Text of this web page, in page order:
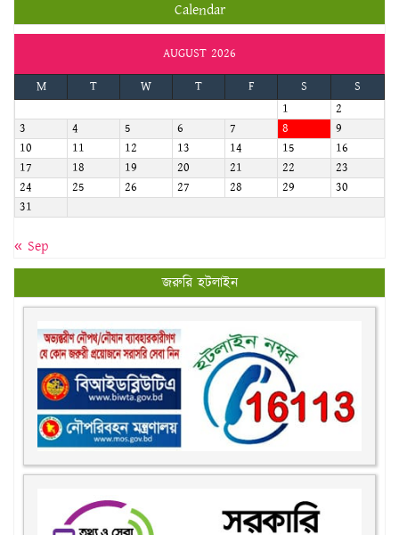
Calendar
AUGUST 2026
M
T W T F S
S
1
2
3
4 5 6 7 8
9
10
11 12 13 14 15
16
17
18 19 20 21 22
23
24
25 26 27 28 29
30
31
« Sep
জরুরি হটলাইন